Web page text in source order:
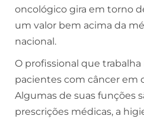
oncológico gira em torno
um valor bem acima da
nacional.
O profissional que trabalha
pacientes com câncer em
Algumas de suas funções
prescrições médicas, a